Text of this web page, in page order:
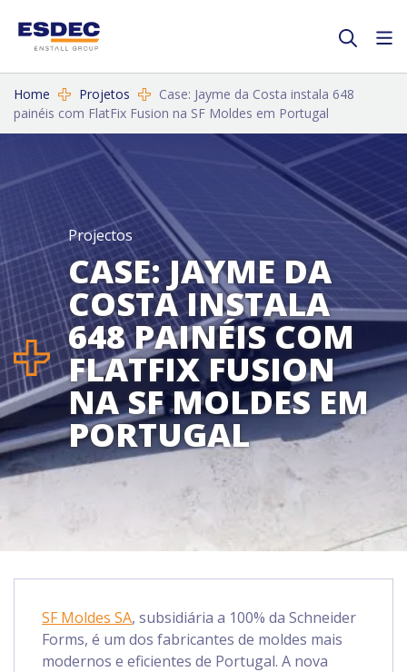
Home Projetos
Case: Jayme da Costa instala 648
painéis com FlatFix Fusion na SF Moldes em Portugal
Projectos
CASE: JAYME DA
COSTA INSTALA
648 PAINÉIS COM
FLATFIX FUSION
NA SF MOLDES EM
PORTUGAL
SF Moldes SA, subsidiária a 100% da Schneider
Forms, é um dos fabricantes de moldes mais
modernos e eficientes de Portugal. A nova